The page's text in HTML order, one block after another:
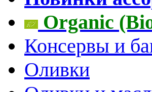
Organic
Консервы и
Оливки